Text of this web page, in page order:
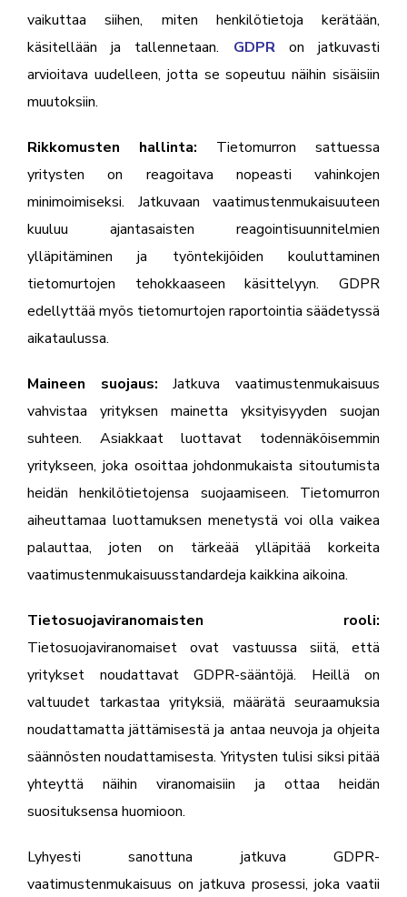
vaikuttaa siihen, miten henkilötietoja kerätään,
käsitellään ja tallennetaan. GDPR
on jatkuvasti
arvioitava uudelleen, jotta se sopeutuu näihin sisäisiin
muutoksiin.
Rikkomusten hallinta: Tietomurron sattuessa
yritysten on reagoitava nopeasti vahinkojen
minimoimiseksi. Jatkuvaan vaatimustenmukaisuuteen
kuuluu ajantasaisten reagointisuunnitelmien
ylläpitäminen ja työntekijöiden kouluttaminen
tietomurtojen tehokkaaseen käsittelyyn. GDPR
edellyttää myös tietomurtojen raportointia säädetyssä
aikataulussa.
Maineen suojaus: Jatkuva vaatimustenmukaisuus
vahvistaa yrityksen mainetta yksityisyyden suojan
suhteen. Asiakkaat luottavat todennäköisemmin
yritykseen, joka osoittaa johdonmukaista sitoutumista
heidän henkilötietojensa suojaamiseen. Tietomurron
aiheuttamaa luottamuksen menetystä voi olla vaikea
palauttaa, joten on tärkeää ylläpitää korkeita
vaatimustenmukaisuusstandardeja kaikkina aikoina.
Tietosuojaviranomaisten rooli:
Tietosuojaviranomaiset ovat vastuussa siitä, että
yritykset noudattavat GDPR-sääntöjä. Heillä on
valtuudet tarkastaa yrityksiä, määrätä seuraamuksia
noudattamatta jättämisestä ja antaa neuvoja ja ohjeita
säännösten noudattamisesta. Yritysten tulisi siksi pitää
yhteyttä näihin viranomaisiin ja ottaa heidän
suosituksensa huomioon.
Lyhyesti sanottuna jatkuva GDPR-
vaatimustenmukaisuus on jatkuva prosessi, joka vaatii